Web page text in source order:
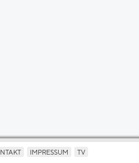
IMPRESSUM TV